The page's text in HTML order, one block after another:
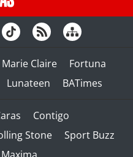
Marie Claire
Fortuna
Lunateen BATimes
Contigo
Stone
Sport Buzz